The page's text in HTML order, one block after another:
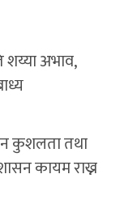
शय्या अभाव,
कुशलता तथा
कायम राख्न